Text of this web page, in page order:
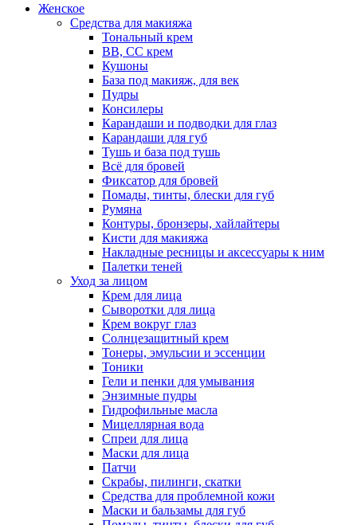
Женское
Средства для макияжа
Тональный крем
BB, CC крем
Кушоны
База под макияж, для век
Пудры
Консилеры
Карандаши и подводки для глаз
Карандаши для губ
Тушь и база под тушь
Всё для бровей
Фиксатор для бровей
Помады, тинты, блески для губ
Румяна
Контуры, бронзеры, хайлайтеры
Кисти для макияжа
Накладные ресницы и аксессуары к ним
Палетки теней
Уход за лицом
Крем для лица
Сыворотки для лица
Крем вокруг глаз
Солнцезащитный крем
Тонеры, эмульсии и эссенции
Тоники
Гели и пенки для умывания
Энзимные пудры
Гидрофильные масла
Мицеллярная вода
Спреи для лица
Маски для лица
Патчи
Скрабы, пилинги, скатки
Средства для проблемной кожи
Маски и бальзамы для губ